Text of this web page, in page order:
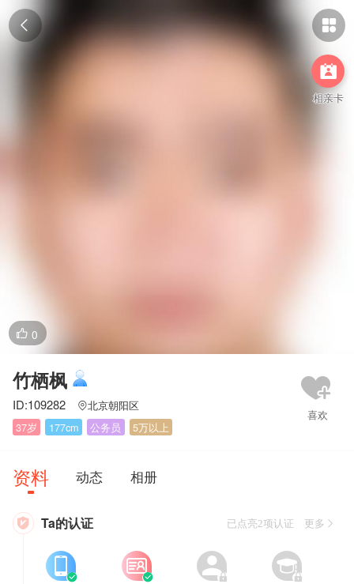
 

相亲卡
 0
竹栖枫
ID:109282 北京朝阳区
37岁
177cm 公务员 5万以上
资料 动态 相册
 Ta的认证 已点亮2项认证 更多






